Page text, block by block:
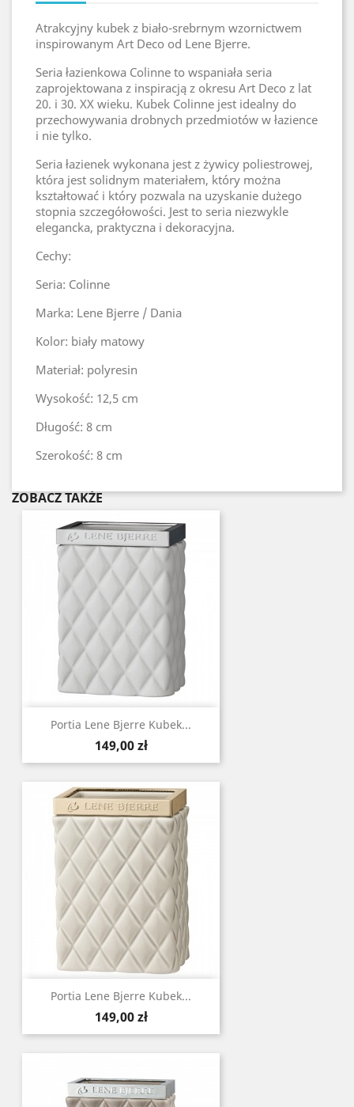
Atrakcyjny kubek z biało-srebrnym wzornictwem
inspirowanym Art Deco od Lene Bjerre.
Seria łazienkowa Colinne to wspaniała seria
zaprojektowana z inspiracją z okresu Art Deco z lat
20. i 30. XX wieku. Kubek Colinne jest idealny do
przechowywania drobnych przedmiotów w łazience
i nie tylko.
Seria łazienek wykonana jest z żywicy poliestrowej,
która jest solidnym materiałem, który można
kształtować i który pozwala na uzyskanie dużego
stopnia szczegółowości. Jest to seria niezwykle
elegancka, praktyczna i dekoracyjna.
Cechy:
Seria: Colinne
Marka: Lene Bjerre / Dania
Kolor: biały matowy
Materiał: polyresin
Wysokość: 12,5 cm
Długość: 8 cm
Szerokość: 8 cm
ZOBACZ TAKŻE
Portia Lene Bjerre Kubek...
Cena
149,00 zł
Portia Lene Bjerre Kubek...
Cena
149,00 zł